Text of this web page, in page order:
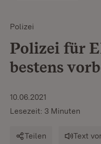
Polizei
Polizei für
bestens
10.06.2021
Lesezeit: 3 Minuten
Teilen Text